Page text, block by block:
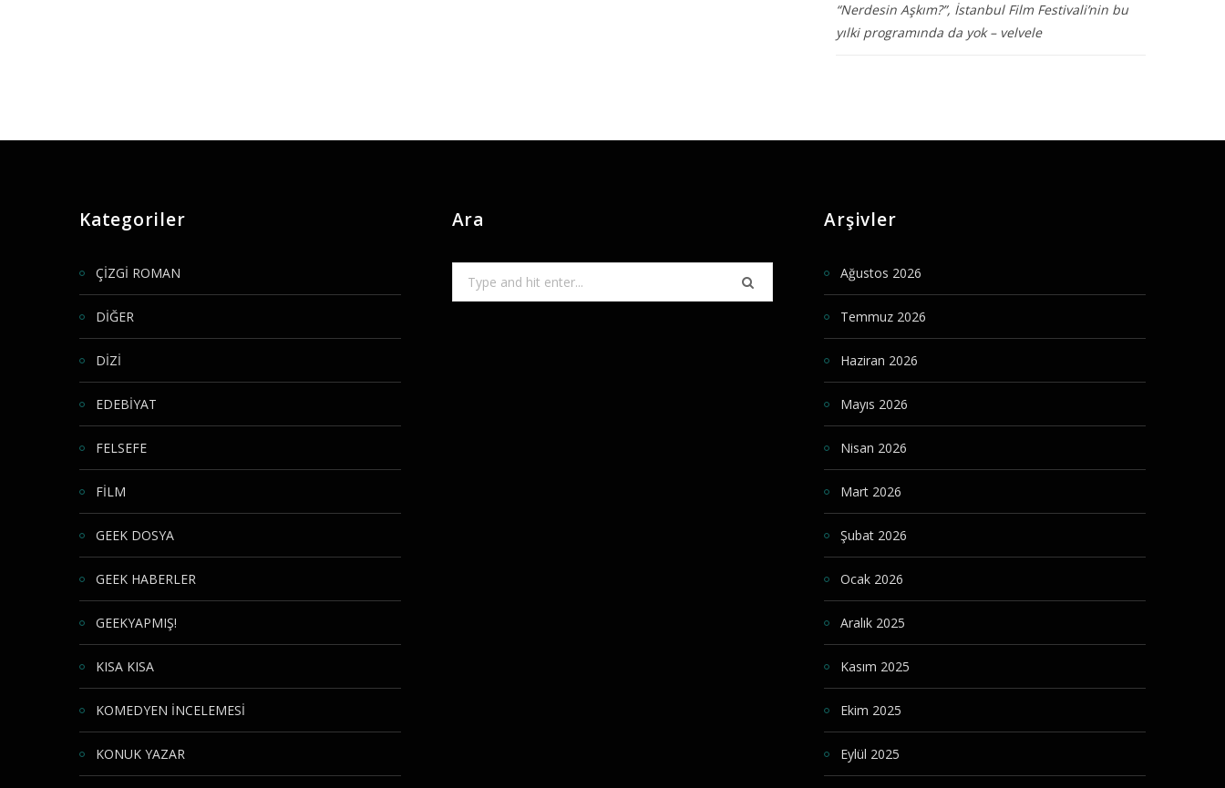
“Nerdesin Aşkım?”, İstanbul Film Festivali’nin bu
yılki programında da yok – velvele
Kategoriler
ÇİZGİ ROMAN
DİĞER
DİZİ
EDEBİYAT
FELSEFE
FİLM
GEEK DOSYA
GEEK HABERLER
GEEKYAPMIŞ!
KISA KISA
KOMEDYEN İNCELEMESİ
KONUK YAZAR
Ara
for:
Arşivler
Ağustos 2026
Temmuz 2026
Haziran 2026
Mayıs 2026
Nisan 2026
Mart 2026
Şubat 2026
Ocak 2026
Aralık 2025
Kasım 2025
Ekim 2025
Eylül 2025